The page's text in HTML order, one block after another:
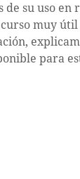
de su uso en
muy útil
para